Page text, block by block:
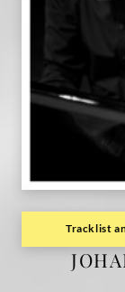
Víkingur
Ólafsson
Deutsche
Tracklist